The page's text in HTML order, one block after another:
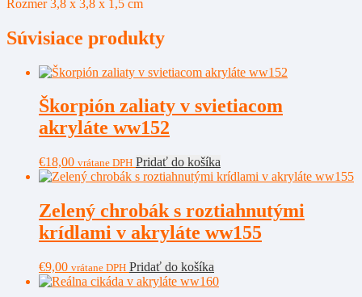
Rozmer 3,8 x 3,8 x 1,5 cm
Súvisiace produkty
Škorpión zaliaty v svietiacom
akryláte ww152
€18,00 vrátane DPH Pridať do košíka
Zelený chrobák s roztiahnutými
krídlami v akryláte ww155
€9,00 vrátane DPH Pridať do košíka